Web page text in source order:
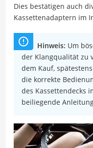
Dies bestätigen auch
Kassettenadaptern im
Hinweis: Um
der Klangqualität zu
dem Kauf,
die korrekte
des Kassettendecks
beiliegende